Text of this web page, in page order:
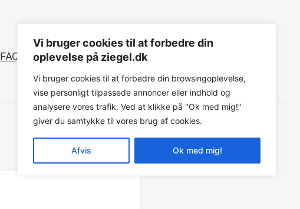
Vi bruger cookies til at forbedre din
oplevelse på ziegel.dk
Vi bruger cookies til at forbedre din browsingoplevelse,
vise personligt tilpassede annoncer eller indhold og
analysere vores trafik. Ved at klikke på "Ok med mig!"
giver du samtykke til vores brug af cookies.
Afvis Ok med mig!
FAQ OmKontakt